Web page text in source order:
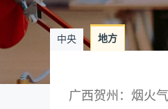
中央 地方
广西贺州：烟火